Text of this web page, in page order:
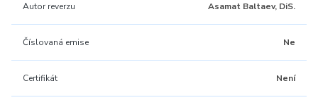
Autor reverzu Asamat Baltaev, DiS.
Číslovaná emise Ne
Certifikát Není